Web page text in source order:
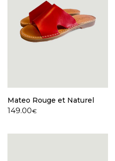
Mateo Rouge et Naturel
149.00€